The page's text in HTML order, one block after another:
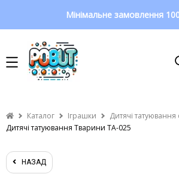
Мінімальне замовлення
Каталог Іграшки
Дитячі
Дитячі татуювання Тварини TA-025
НАЗАД